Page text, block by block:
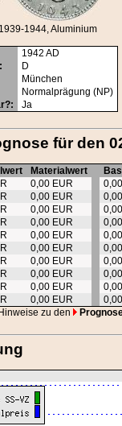
1944, Aluminium
1942AD
:
D
München
Normalprägung (NP)
: Ja
für den
Materialwert
0,00 EUR
0,00 EUR
0,00 EUR
0,00 EUR
0,00 EUR
0,00 EUR
0,00 EUR
0,00 EUR
0,00 EUR
0,00 EUR
zu den